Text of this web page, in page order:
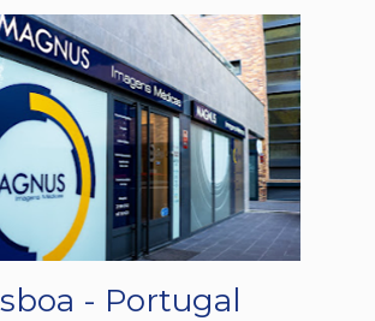
- Portugal